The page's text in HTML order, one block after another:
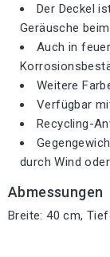
Der Deckel
Geräusche
Auch in
Weitere
Verfügbar
Recycling-
durch Wind
Abmessungen
Breite: 40 cm,